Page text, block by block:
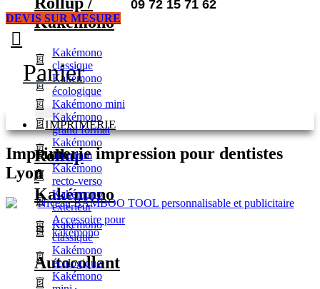
Kakémono
Kakémono
classique
Kakémono
écologique
Kakémono mini
Kakémono
grand format
Kakémono
premium
Kakémono
recto-verso
Kakémono
extérieur
Accessoire pour
kakémono
Autocollant
09 72 15 71 62
DEVIS SUR MESURE
Panier
IMPRIMERIE
Rollup
/
Kakémono
Kakémono
classique
Kakémono
écologique
Kakémono
Imprimerie impression pour dentistes
Lyon